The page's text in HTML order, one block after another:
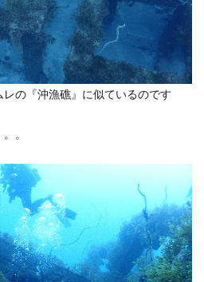
の『沖漁礁』に似ているのです
。